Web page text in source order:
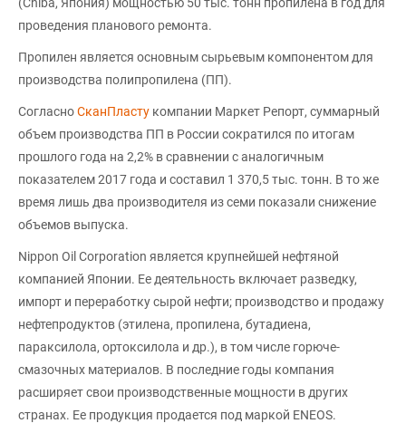
проведения планового ремонта.
Пропилен является основным сырьевым компонентом для
производства полипропилена (ПП).
СогласноСканПласту компании Маркет Репорт, суммарный
объем производства ПП в России сократился по итогам
прошлого года на 2,2% в сравнении с аналогичным
показателем 2017 года и составил 1 370,5 тыс. тонн. В то же
время лишь два производителя из семи показали снижение
объемов выпуска.
Nippon Oil Corporation является крупнейшей нефтяной
компанией Японии. Ее деятельность включает разведку,
импорт и переработку сырой нефти; производство и продажу
нефтепродуктов (этилена, пропилена, бутадиена,
параксилола, ортоксилола и др.), в том числе горюче-
смазочных материалов. В последние годы компания
расширяет свои производственные мощности в других
странах. Ее продукция продается под маркой ENEOS.